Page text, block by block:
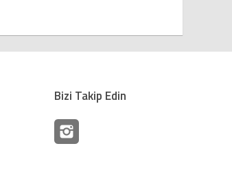
Bizi Takip Edin